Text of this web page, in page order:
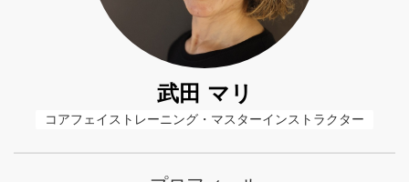
武田 マリ
コアフェイストレーニング・マスターインストラクター